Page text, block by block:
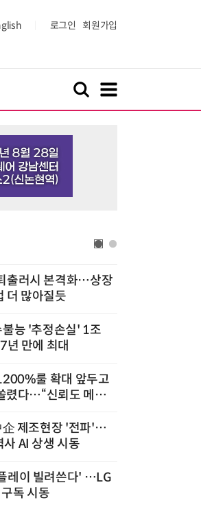
로그인 회원가입
출러시 본격화…상장
더 많아질듯
능 '추정손실' 1조
만에 최대
룰 확대 앞두고
렸다…“신뢰도 메리
企 제조현장 '전파'…
AI 상생 시동
레이 빌려쓴다' …LG
독 시동